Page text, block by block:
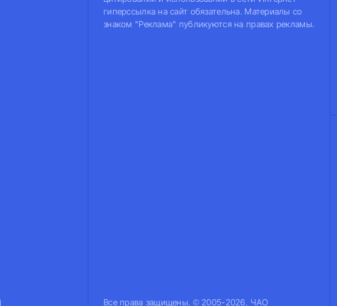
гиперссылка на сайт обязательна. Материалы со
знаком "Реклама" публикуются на правах рекламы.
Все права защищены. © 2005-2026, ЧАО